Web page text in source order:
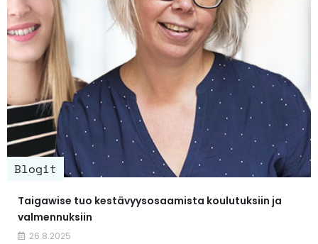
Blogit
Taigawise tuo kestävyysosaamista koulutuksiin ja
valmennuksiin
26.8.2025